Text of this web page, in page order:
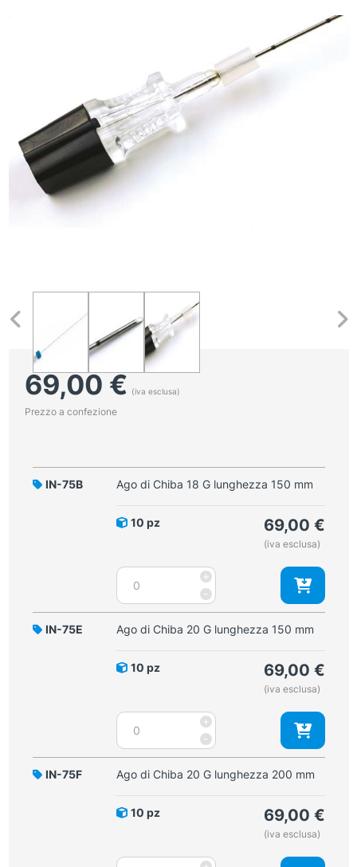
69,00€ (iva esclusa)
Prezzo a confezione
IN-75B Ago di Chiba 18 G lunghezza 150 mm
10 pz 69,00 €
(iva esclusa)
-
Ago
Chiba
18
150
+
IN-75E Ago di Chiba 20 G lunghezza 150 mm
10 pz 69,00 €
(iva esclusa)
-
Ago
Chiba
20
150
+
IN-75F Ago di Chiba 20 G lunghezza 200 mm
10 pz 69,00 €
(iva esclusa)
Ago